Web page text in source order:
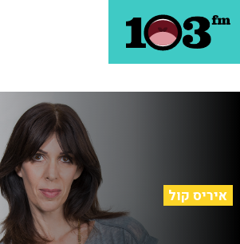
איריס קול